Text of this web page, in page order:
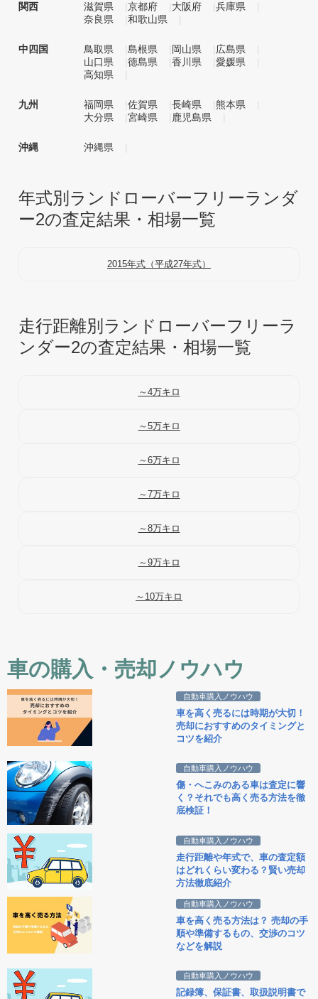
関西 滋賀県 京都府 大阪府
兵庫県
奈良県
和歌山県
中四国 鳥取県 島根県 岡山県
広島県
山口県
徳島県 香川県
愛媛県
高知県
九州 福岡県 佐賀県 長崎県
熊本県
大分県
宮崎県 鹿児島県
沖縄 沖縄県
年式別ランドローバーフリーランダ
ー2の査定結果・相場一覧
2015年式（平成27年式）
走行距離別ランドローバーフリーラ
ンダー2の査定結果・相場一覧
～4万キロ
～5万キロ
～6万キロ
～7万キロ
～8万キロ
～9万キロ
～10万キロ
車の購入・売却ノウハウ
自動車購入ノウハウ
車を高く売るには時期が大切！
売却におすすめのタイミングと
コツを紹介
自動車購入ノウハウ
傷・へこみのある車は査定に響
く？それでも高く売る方法を徹
底検証！
自動車購入ノウハウ
走行距離や年式で、車の査定額
はどれくらい変わる？賢い売却
方法徹底紹介
自動車購入ノウハウ
車を高く売る方法は？ 売却の手
順や準備するもの、交渉のコツ
などを解説
自動車購入ノウハウ
記録簿、保証書、取扱説明書で